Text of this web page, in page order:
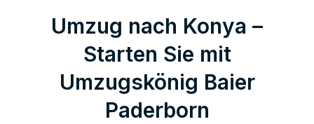
Umzug nach Konya –
Starten Sie mit
Umzugskönig Baier
Paderborn